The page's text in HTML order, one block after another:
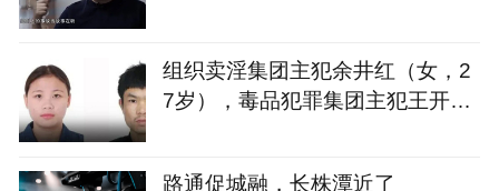
组织卖淫集团主犯余井红（女，2
7岁），毒品犯罪集团主犯王开坚
路通促城融，长株潭近了